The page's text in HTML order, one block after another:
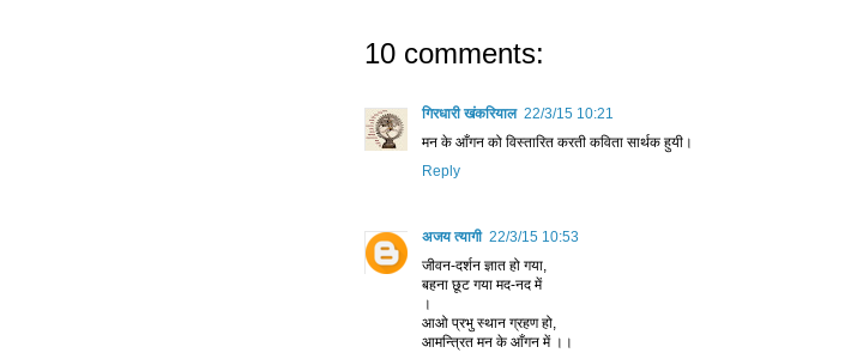
10 comments:
गिरधारी खंकरियाल 22/3/15 10:21
मन के आँगन को विस्तारित करती कविता सार्थक हुयी।
Reply
अजय त्यागी 22/3/15 10:53
जीवन-दर्शन ज्ञात हो गया,
बहना छूट गया मद-नद में
।
आओ प्रभु स्थान ग्रहण हो,
आमन्त्रित मन के आँगन में ।।